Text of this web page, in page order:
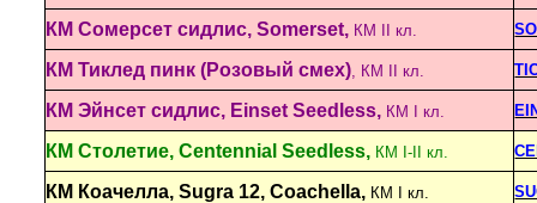
КМ Сомерсет сидлис, Somerset, КМ II кл.
КМ Тиклед пинк (Розовый смех) , КМ II кл.
КМ Эйнсет сидлис, Einset Seedless, КМ I кл.
КМ Столетие, Centennial Seedless, КМ I-II кл.
КМ Коачелла, Sugra 12, Coachella, КМ I кл.